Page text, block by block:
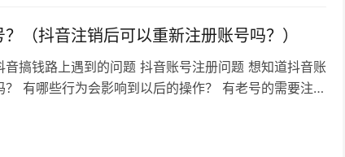
（抖音注销后可以重新注册账号吗？）
音搞钱路上遇到的问题 抖音账号注册问题 想知道抖音账
有哪些行为会影响到以后的操作？ 有老号的需要注销